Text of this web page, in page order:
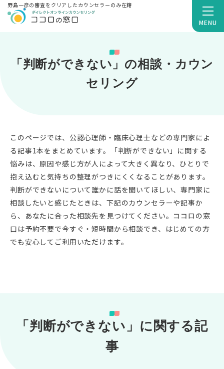
MENU
野島一彦の審査をクリアしたカウンセラーのみ在籍
「判断ができない」の相談・カウン
セリング
このページでは、公認心理師・臨床心理士などの専門家によ
る記事1本をまとめています。「判断ができない」に関する
悩みは、原因や感じ方が人によって大きく異なり、ひとりで
抱え込むと気持ちの整理がつきにくくなることがあります。
判断ができないについて誰かに話を聞いてほしい、専門家に
相談したいと感じたときは、下記のカウンセラーや記事か
ら、あなたに合った相談先を見つけてください。ココロの窓
口は予約不要で今すぐ・短時間から相談でき、はじめての方
でも安心してご利用いただけます。
「判断ができない」に関する記
事